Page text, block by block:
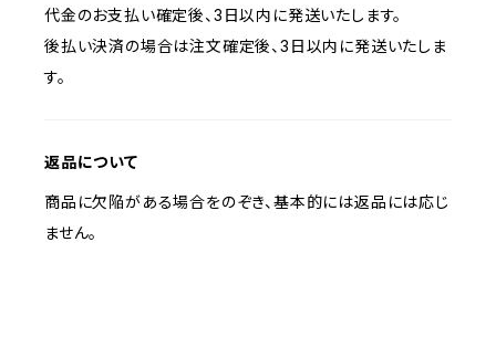
代金のお支払い確定後、3日以内に発送いたします。
後払い決済の場合は注文確定後、3日以内に発送いたしま
す。
返品について
商品に欠陥がある場合をのぞき、基本的には返品には応じ
ません。